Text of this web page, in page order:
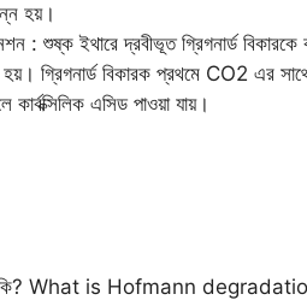
হয়।
: শুষ্ক ইথারে দ্রবীভূত গ্রিগনার্ড
হয়। গ্রিগনার্ড বিকারক প্রথমে CO2 এর
এসিড পাওয়া যায়।
কি? What is Hofmann